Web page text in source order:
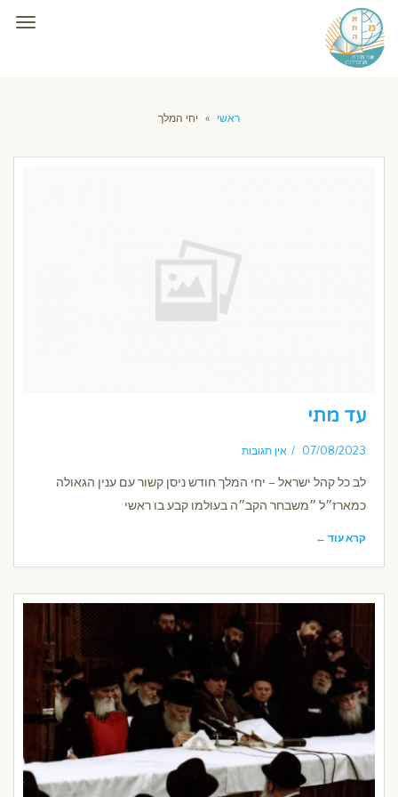
ראשי » יחי המלך
עד מתי
07/08/2023 אין תגובות
לב כל קהל ישראל – יחי המלך חודש ניסן קשור עם ענין הגאולה
כמארז״ל ״משבחר הקב״ה בעולמו קבע בו ראשי
קרא עוד ←